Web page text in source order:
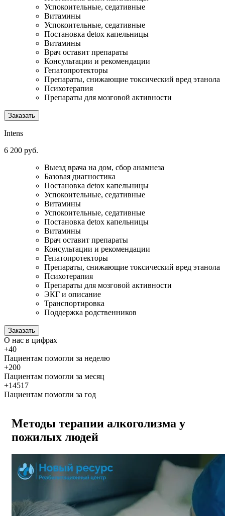
Успокоительные, седативные
Витамины
Успокоительные, седативные
Постановка detox капельницы
Витамины
Врач оставит препараты
Консультации и рекомендации
Гепатопротекторы
Препараты, снижающие токсический вред этанола
Психотерапия
Препараты для мозговой активности
Заказать
Intens
6 200 руб.
Выезд врача на дом, сбор анамнеза
Базовая диагностика
Постановка detox капельницы
Успокоительные, седативные
Витамины
Успокоительные, седативные
Постановка detox капельницы
Витамины
Врач оставит препараты
Консультации и рекомендации
Гепатопротекторы
Препараты, снижающие токсический вред этанола
Психотерапия
Препараты для мозговой активности
ЭКГ и описание
Транспортировка
Поддержка родственников
Заказать
О нас в цифрах
+40
Пациентам помогли за неделю
+200
Пациентам помогли за месяц
+14517
Пациентам помогли за год
Методы терапии алкоголизма у
пожилых людей